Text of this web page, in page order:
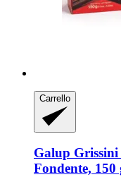
Carrello
Galup
Fondente, 150